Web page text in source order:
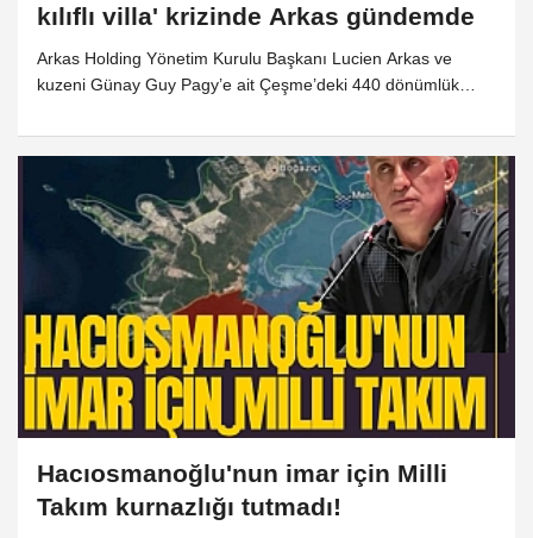
kılıflı villa' krizinde Arkas gündemde
Arkas Holding Yönetim Kurulu Başkanı Lucien Arkas ve
kuzeni Günay Guy Pagy’e ait Çeşme’deki 440 dönümlük
'süper izin’le ve ışık hızıyla turizm arsasına dönüştürüldü. Bu
arsanın üzerinde şimdi tahmini kazancı 500 milyon Euro
olacak 34 odalı bir turizm projesi yükselecek. Ancak otel
olarak sunulan projenin de aslında 769 konutluk bir rezidans
yatırımı olduğu konuşuluyor. Çeşme’deki denize nazır bu
projede, Türkiye’de artık rutin hale gelen bir kalem vuruşuyla
yaratılan milyarlık rantların herkes için binlerce ders
çıkartacak kısa bir öyküsü var. Bu tabloda aynı zamanda
Türk burjuvazinin böyle tatlı kârları gördükten sonra, bir daha
asla üretime dönmeyeceğinin/dönemeyeceğinin de acı
gerçeği yatıyor
Hacıosmanoğlu'nun imar için Milli
Takım kurnazlığı tutmadı!